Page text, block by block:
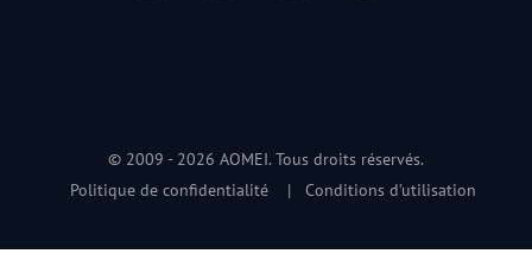
© 2009 - 2026 AOMEI. Tous droits réservés.
Politique de confidentialité
| Conditions d’utilisation